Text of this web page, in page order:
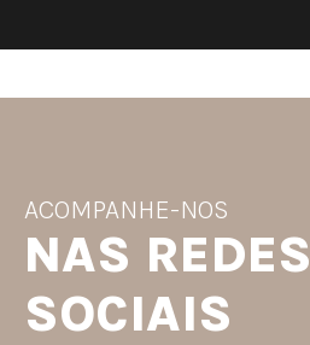
ACOMPANHE-NOS
NAS REDES
SOCIAIS